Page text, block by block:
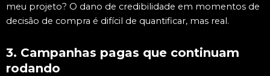
meu projeto? O dano de credibilidade em momentos de
decisão de compra é difícil de quantificar, mas real.
3. Campanhas pagas que continuam
rodando